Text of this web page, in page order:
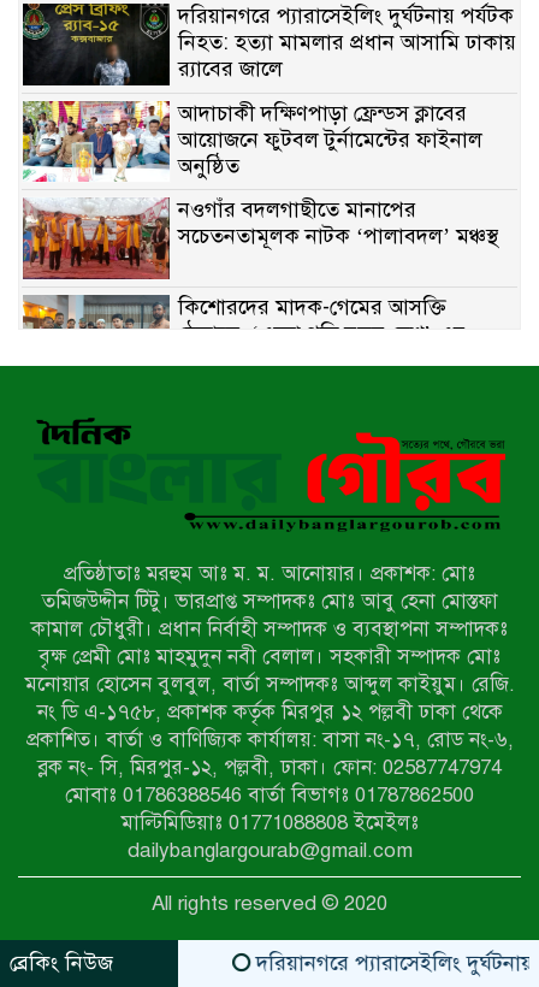
দরিয়ানগরে প্যারাসেইলিং দুর্ঘটনায় পর্যটক
নিহত: হত্যা মামলার প্রধান আসামি ঢাকায়
র‌্যাবের জালে
আদাচাকী দক্ষিণপাড়া ফ্রেন্ডস ক্লাবের
আয়োজনে ফুটবল টুর্নামেন্টের ফাইনাল
অনুষ্ঠিত
নওগাঁর বদলগাছীতে মানাপের
সচেতনতামূলক নাটক ‘পালাবদল’ মঞ্চস্থ
কিশোরদের মাদক-গেমের আসক্তি
ঠেকাতে, ‘এসো গড়ি নতুন দেশ’-এর
ফুটবল বিতরণ
নন্দীগ্রামে সরকারি খাস জমির রাস্তা দখল,
চলাচলে চরম দুর্ভোগ; ইউএনওর হস্তক্ষেপ
নাটোরের পাটুলে পানিতে ডুবে নন্দীগ্রামের
স্কুলছাত্রের মর্মান্তিক মৃত্যু
সেনাবাহিনীর চাকরি হারিয়ে ভুয়া ডিবি
পুলিশ পরিচয়ে চাঁদাবাজি, গণপিটুনির পর
কারাগারে প্রতারক।
বাঘার সাহিন সরকারের তিন ক্যাটাগরিতে
প্রথম স্থান অর্জন; সংস্কৃতি অঙ্গনেও রয়েছে
তাঁর বহুমুখী প্রতিভা!
আওয়ামী সন্ত্রাসীদের দ্রুত গ্রেফতার ও
বিচারের দাবিতে নীলফামারীতে বিক্ষোভ ও
মানববন্ধন
প্রতিষ্ঠাতাঃ মরহুম আঃ ম. ম. আনোয়ার। প্রকাশক: মোঃ
তমিজউদ্দীন টিটু। ভারপ্রাপ্ত সম্পাদকঃ মোঃ আবু হেনা মোস্তফা
কামাল চৌধুরী। প্রধান নির্বাহী সম্পাদক ও ব্যবস্থাপনা সম্পাদকঃ
বৃক্ষ প্রেমী মোঃ মাহমুদুন নবী বেলাল। সহকারী সম্পাদক মোঃ
মনোয়ার হোসেন বুলবুল, বার্তা সম্পাদকঃ আব্দুল কাইয়ুম। রেজি.
নং ডি এ-১৭৫৮, প্রকাশক কর্তৃক মিরপুর ১২ পল্লবী ঢাকা থেকে
প্রকাশিত। বার্তা ও বাণিজ্যিক কার্যালয়: বাসা নং-১৭, রোড নং-৬,
ব্লক নং- সি, মিরপুর-১২, পল্লবী, ঢাকা। ফোন: 02587747974
মোবাঃ 01786388546 বার্তা বিভাগঃ 01787862500
মাল্টিমিডিয়াঃ 01771088808 ইমেইলঃ
dailybanglargourab@gmail.com
All rights reserved © 2020
ব্রেকিং নিউজ দরিয়ানগরে প্যারাসেইলিং দুর্ঘটনায়